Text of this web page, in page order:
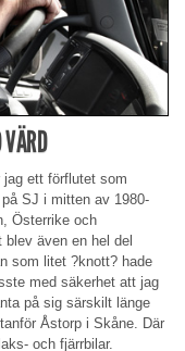
ett förflutet som
SJ i mitten av 1980-
Österrike och
även en hel del
som litet ?knott? hade
med säkerhet att jag
på sig särskilt länge
Åstorp i Skåne. Där
och fjärrbilar.